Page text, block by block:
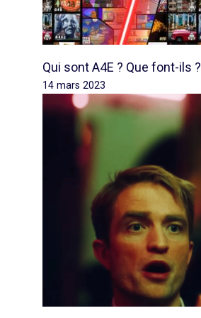
Qui sont A4E ? Que font-ils ?
14 mars 2023